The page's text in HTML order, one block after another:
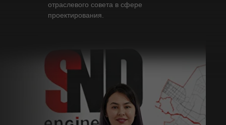
отраслевого совета в сфере
проектирования.